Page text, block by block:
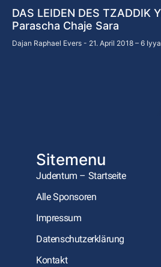
DAS LEIDEN DES TZADDIK
Parascha Chaje Sara
Dajan Raphael Evers 21. April 2018 – 6
Sitemenu
Judentum – Startseite
Alle Sponsoren
Impressum
Datenschutzerklärung
Kontakt